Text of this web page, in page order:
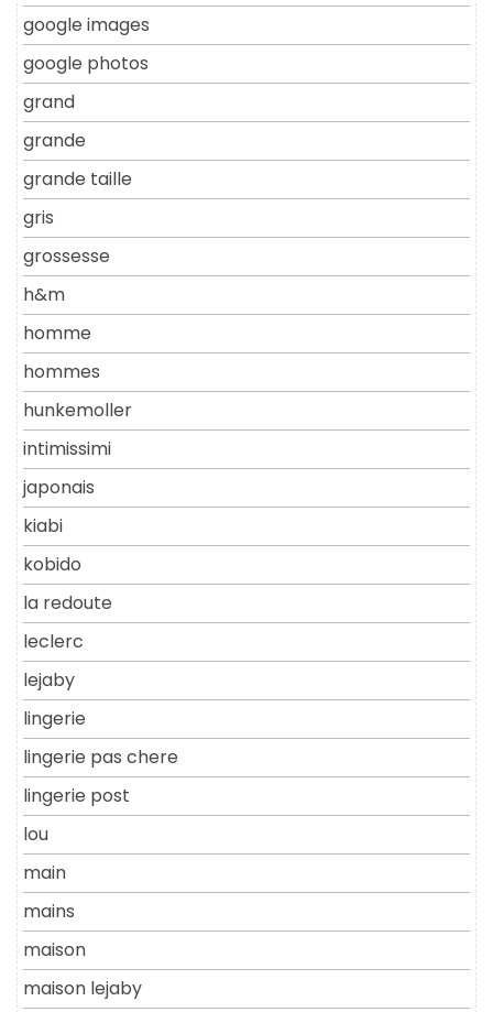
google images
google photos
grand
grande
grande taille
gris
grossesse
h&m
homme
hommes
hunkemoller
intimissimi
japonais
kiabi
kobido
la redoute
leclerc
lejaby
lingerie
lingerie pas chere
lingerie post
lou
main
mains
maison
maison lejaby